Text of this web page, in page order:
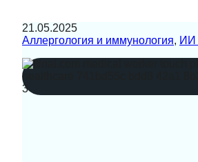
21.05.2025
Аллергология и иммунология, ИИ